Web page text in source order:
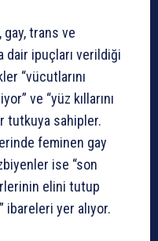
gay, trans ve
dair ipuçları verildiği
“vücutlarını
ve “yüz kıllarını
tutkuya sahipler.
feminen gay
ise “son
elini tutup
ibareleri yer alıyor.